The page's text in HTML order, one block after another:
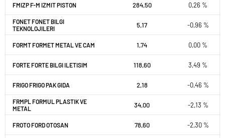
FMIZP F-M IZMIT PISTON 284,50 0,26 %
FONET FONET BILGI
TEKNOLOJILERI
5,17 -0,96 %
FORMT FORMET METAL VE CAM 1,74 0,00 %
FORTE FORTE BILGI ILETISIM 118,60 3,49 %
FRIGO FRIGO PAK GIDA 2,18 -0,46 %
FRMPL FORMUL PLASTIK VE
METAL
34,00 -2,13 %
FROTO FORD OTOSAN 78,60 -2,30 %